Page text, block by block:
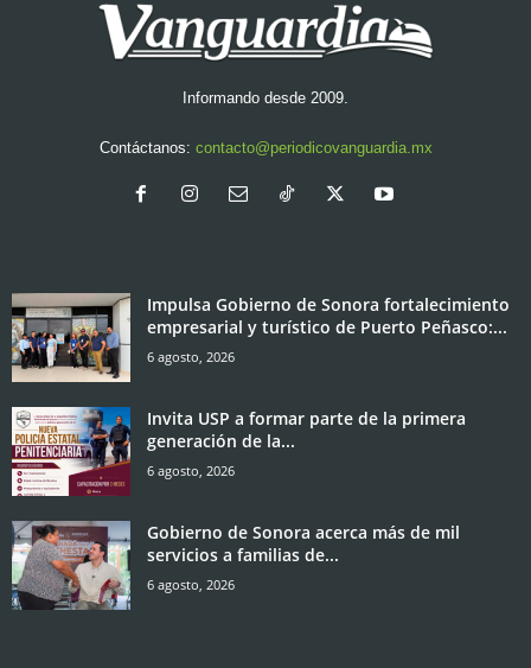
Informando desde 2009.
Contáctanos: contacto@periodicovanguardia.mx
Impulsa Gobierno de Sonora fortalecimiento
empresarial y turístico de Puerto Peñasco:...
6 agosto, 2026
Invita USP a formar parte de la primera
generación de la...
6 agosto, 2026
Gobierno de Sonora acerca más de mil
servicios a familias de...
6 agosto, 2026